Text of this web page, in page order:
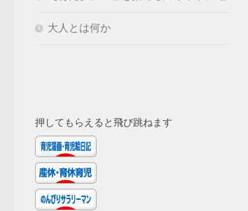
大人とは何か
押してもらえると飛び跳ねます